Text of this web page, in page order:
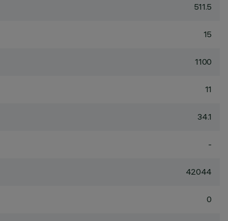
511.5
15
1100
11
34.1
-
42044
0